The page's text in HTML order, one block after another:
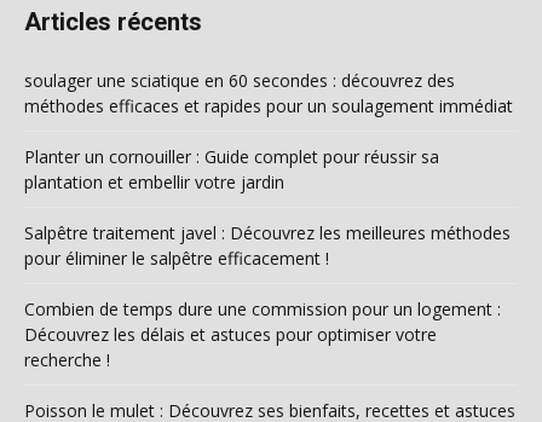
Articles récents
soulager une sciatique en 60 secondes : découvrez des
méthodes efficaces et rapides pour un soulagement immédiat
Planter un cornouiller : Guide complet pour réussir sa
plantation et embellir votre jardin
Salpêtre traitement javel : Découvrez les meilleures méthodes
pour éliminer le salpêtre efficacement !
Combien de temps dure une commission pour un logement :
Découvrez les délais et astuces pour optimiser votre
recherche !
Poisson le mulet : Découvrez ses bienfaits, recettes et astuces